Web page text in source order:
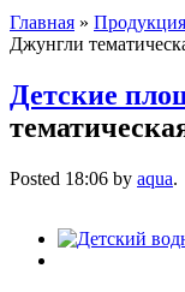
Главная » Продукция
Джунгли
Детские
Posted 18:06 by aqua.